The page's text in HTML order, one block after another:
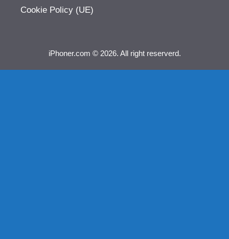
Cookie Policy (UE)
iPhoner.com © 2026. All right reserverd.